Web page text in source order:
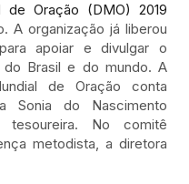
de Oração (DMO) 2019
A organização já liberou
apoiar e divulgar o
Brasil e do mundo. A
de Oração conta
Sonia do Nascimento
tesoureira. No comitê
metodista, a diretora